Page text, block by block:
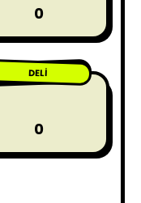
0
DELI
0